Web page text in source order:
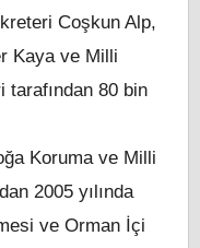
Coşkun Alp,
Kaya ve Milli
tarafından 80 bin
Koruma ve Milli
2005 yılında
ve Orman İçi